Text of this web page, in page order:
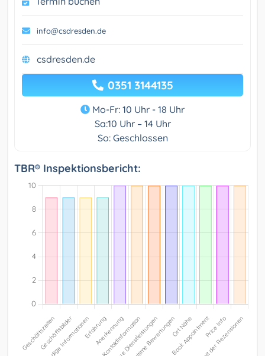
info@csdresden.de
csdresden.de
0351 3144135
Mo-Fr: 10 Uhr - 18 Uhr
Sa:10 Uhr – 14 Uhr
So: Geschlossen
TBR® Inspektionsbericht: